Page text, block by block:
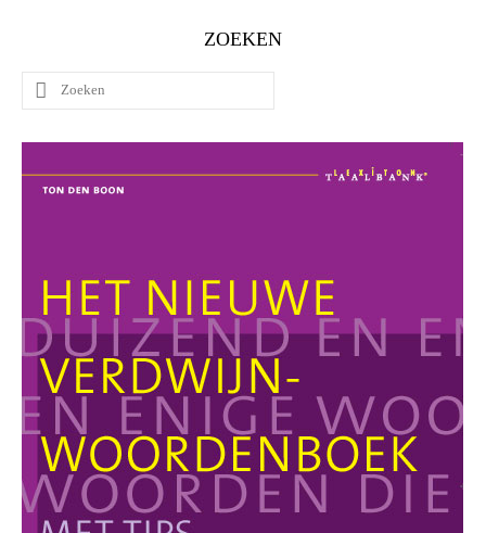
ZOEKEN
Zoeken
naar: